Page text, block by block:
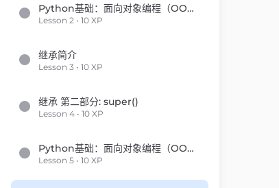
Python基础：面向对象编程（OOP）
Lesson 2 • 10 XP
继承简介
Lesson 3 • 10 XP
继承 第二部分: super()
Lesson 4 • 10 XP
Python基础：面向对象编程（OOP）
Lesson 5 • 10 XP